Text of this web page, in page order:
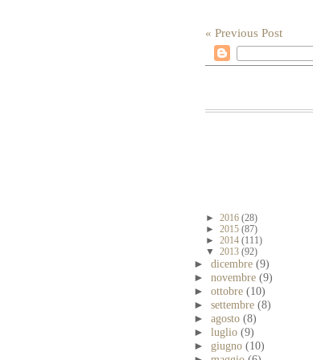
« Previous Post
► 2016 (28)
► 2015 (87)
► 2014 (111)
▼ 2013 (92)
► dicembre (9)
► novembre (9)
► ottobre (10)
► settembre (8)
► agosto (8)
► luglio (9)
► giugno (10)